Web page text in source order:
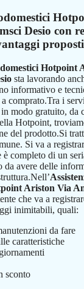
Desio con
proposti
Hotpoint
sta lavorando
informativo e
comprato.Tra i
modo gratuito, da
Hotpoint,
del prodotto.Si
Si va a
è completo di un
avere delle
Ariston Via
che va a
inimitabili, quali:
da fare
caratteristiche
sconto